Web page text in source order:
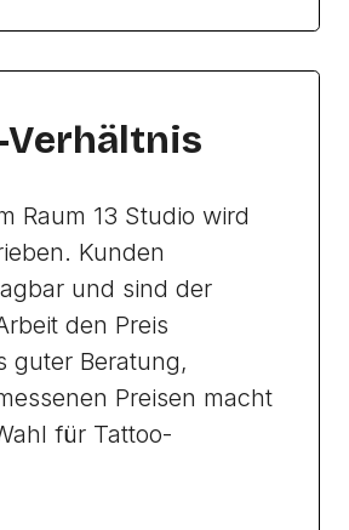
Raum 13 Studio wird
Kunden
und sind der
den Preis
guter Beratung,
Preisen macht
für Tattoo-